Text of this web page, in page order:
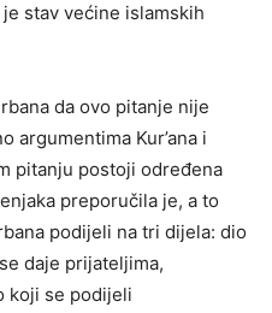
stav većine islamskih
da ovo pitanje nije
argumentima Kur’ana i
pitanju postoji određena
preporučila je, a to
podijeli na tri dijela: dio
daje prijateljima,
koji se podijeli